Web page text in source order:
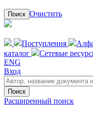
Поиск Очистить
Поступления
каталог
Сетевые
ENG
Вход
Поиск
Расширенный поиск